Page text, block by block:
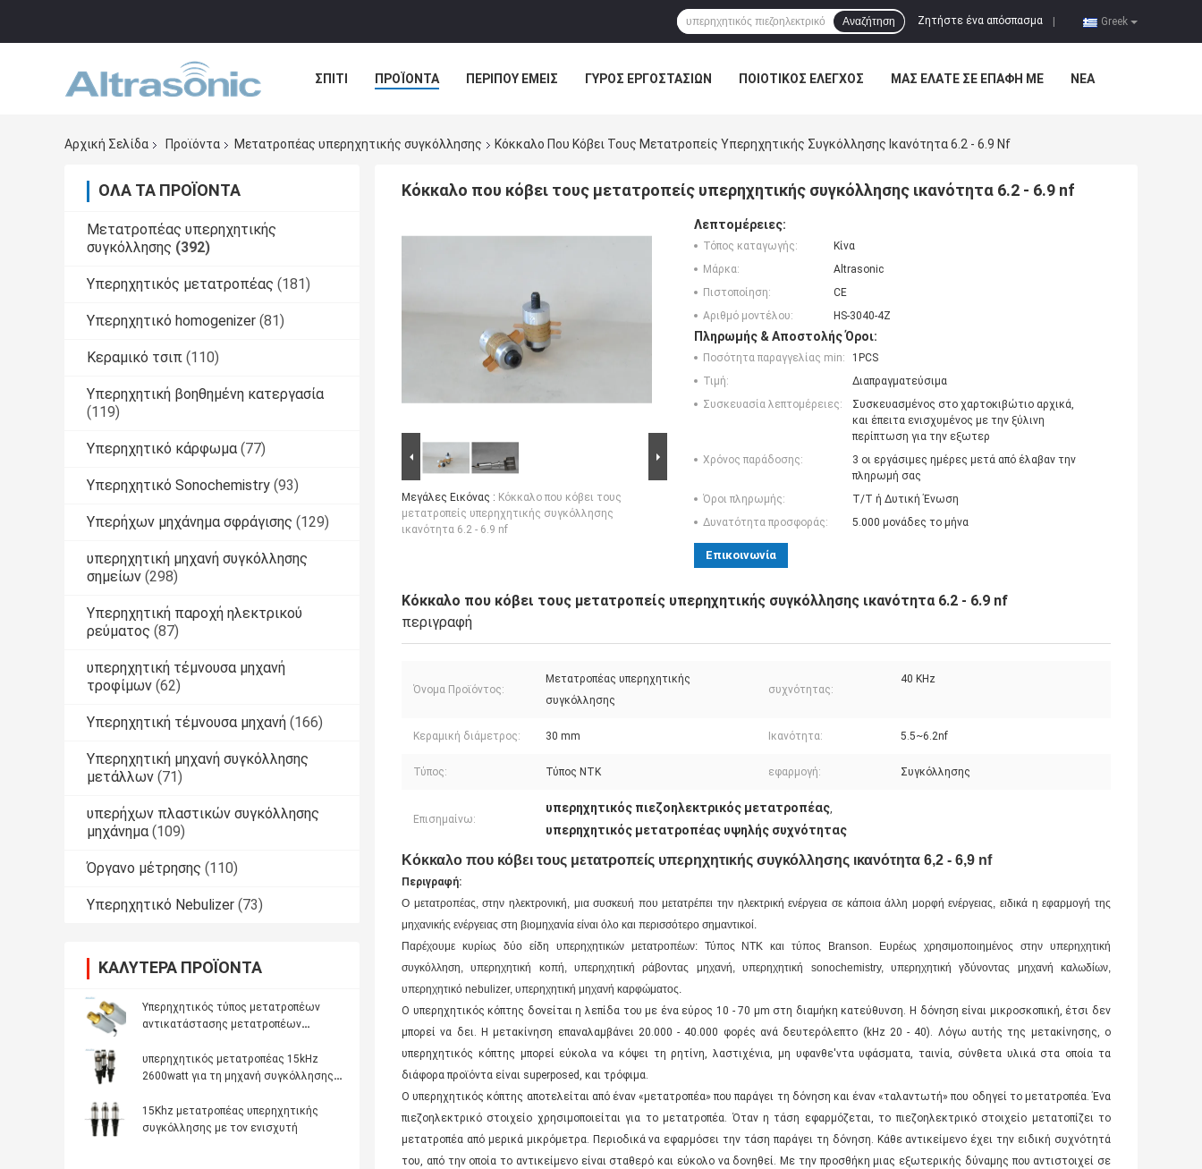
Greek
Ζητήστε ένα απόσπασμα
Αναζήτηση
ΣΠΊΤΙ ΠΡΟΪΌΝΤΑ ΠΕΡΊΠΟΥ ΕΜΕΊΣ ΓΎΡΟΣ ΕΡΓΟΣΤΑΣΊΩΝ ΠΟΙΟΤΙΚΌΣ ΈΛΕΓΧΟΣ ΜΑΣ ΕΛΆΤΕ ΣΕ ΕΠΑΦΉ ΜΕ ΝΈΑ
Αρχική Σελίδα
Προϊόντα Μετατροπέας υπερηχητικής συγκόλλησης Κόκκαλο Που Κόβει Τους Μετατροπείς Υπερηχητικής Συγκόλλησης Ικανότητα 6.2 - 6.9 Nf
ΌΛΑ ΤΑ ΠΡΟΪΌΝΤΑ
Μετατροπέας υπερηχητικής
συγκόλλησης (392)
Υπερηχητικός μετατροπέας (181)
Υπερηχητικό homogenizer (81)
Κεραμικό τσιπ (110)
Υπερηχητική βοηθημένη κατεργασία
(119)
Υπερηχητικό κάρφωμα (77)
Υπερηχητικό Sonochemistry (93)
Υπερήχων μηχάνημα σφράγισης (129)
υπερηχητική μηχανή συγκόλλησης
σημείων (298)
Υπερηχητική παροχή ηλεκτρικού
ρεύματος (87)
υπερηχητική τέμνουσα μηχανή
τροφίμων (62)
Υπερηχητική τέμνουσα μηχανή (166)
Υπερηχητική μηχανή συγκόλλησης
μετάλλων (71)
υπερήχων πλαστικών συγκόλλησης
μηχάνημα (109)
Όργανο μέτρησης (110)
Υπερηχητικό Nebulizer (73)
ΚΑΛΎΤΕΡΑ ΠΡΟΪΌΝΤΑ
Υπερηχητικός τύπος μετατροπέων
αντικατάστασης μετατροπέων
41S30
υπερηχητικός μετατροπέας 15kHz
2600watt για τη μηχανή συγκόλλησης
15Khz μετατροπέας υπερηχητικής
συγκόλλησης με τον ενισχυτή
Κόκκαλο που κόβει τους μετατροπείς υπερηχητικής συγκόλλησης ικανότητα 6.2 - 6.9 nf
Μεγάλες Εικόνας : Κόκκαλο που κόβει τους
μετατροπείς υπερηχητικής συγκόλλησης
ικανότητα 6.2 - 6.9 nf
Λεπτομέρειες:
Τόπος καταγωγής:
Κίνα
Μάρκα:
Altrasonic
Πιστοποίηση:
CE
Αριθμό μοντέλου:
HS-3040-4Z
Πληρωμής & Αποστολής Όροι:
Ποσότητα παραγγελίας min:
1PCS
Τιμή:
Διαπραγματεύσιμα
Συσκευασία λεπτομέρειες:
Συσκευασμένος στο χαρτοκιβώτιο αρχικά,
και έπειτα ενισχυμένος με την ξύλινη
περίπτωση για την εξωτερ
Χρόνος παράδοσης:
3 οι εργάσιμες ημέρες μετά από έλαβαν την
πληρωμή σας
Όροι πληρωμής:
T/T ή Δυτική Ένωση
Δυνατότητα προσφοράς:
5.000 μονάδες το μήνα
Επικοινωνία
Κόκκαλο που κόβει τους μετατροπείς υπερηχητικής συγκόλλησης ικανότητα 6.2 - 6.9 nf
περιγραφή
Όνομα Προϊόντος:
Μετατροπέας υπερηχητικής
συγκόλλησης
συχνότητας:
40 KHz
Κεραμική διάμετρος: 30 mm Ικανότητα: 5.5~6.2nf
Τύπος: Τύπος NTK εφαρμογή: Συγκόλλησης
Επισημαίνω:
υπερηχητικός πιεζοηλεκτρικός μετατροπέας,
υπερηχητικός μετατροπέας υψηλής συχνότητας
Κόκκαλο που κόβει τους μετατροπείς υπερηχητικής συγκόλλησης ικανότητα 6,2 - 6,9 nf
Περιγραφή:
Ο μετατροπέας, στην ηλεκτρονική, μια συσκευή που μετατρέπει την ηλεκτρική ενέργεια σε κάποια άλλη μορφή ενέργειας, ειδικά η εφαρμογή της
μηχανικής ενέργειας στη βιομηχανία είναι όλο και περισσότερο σημαντικοί.
Παρέχουμε κυρίως δύο είδη υπερηχητικών μετατροπέων: Τύπος NTK και τύπος Branson. Ευρέως χρησιμοποιημένος στην υπερηχητική
συγκόλληση, υπερηχητική κοπή, υπερηχητική ράβοντας μηχανή, υπερηχητική sonochemistry, υπερηχητική γδύνοντας μηχανή καλωδίων,
υπερηχητικό nebulizer, υπερηχητική μηχανή καρφώματος.
Ο υπερηχητικός κόπτης δονείται η λεπίδα του με ένα εύρος 10 - 70 µm στη διαμήκη κατεύθυνση. Η δόνηση είναι μικροσκοπική, έτσι δεν
μπορεί να δει. Η μετακίνηση επαναλαμβάνει 20.000 - 40.000 φορές ανά δευτερόλεπτο (kHz 20 - 40). Λόγω αυτής της μετακίνησης, ο
υπερηχητικός κόπτης μπορεί εύκολα να κόψει τη ρητίνη, λαστιχένια, μη υφανθε'ντα υφάσματα, ταινία, σύνθετα υλικά στα οποία τα
διάφορα προϊόντα είναι superposed, και τρόφιμα.
Ο υπερηχητικός κόπτης αποτελείται από έναν «μετατροπέα» που παράγει τη δόνηση και έναν «ταλαντωτή» που οδηγεί το μετατροπέα. Ένα
πιεζοηλεκτρικό στοιχείο χρησιμοποιείται για το μετατροπέα. Όταν η τάση εφαρμόζεται, το πιεζοηλεκτρικό στοιχείο μετατοπίζει το
μετατροπέα από μερικά μικρόμετρα. Περιοδικά να εφαρμόσει την τάση παράγει τη δόνηση. Κάθε αντικείμενο έχει την ειδική συχνότητά
του, από την οποία το αντικείμενο είναι σταθερό και εύκολο να δονηθεί. Με την προσθήκη μιας εξωτερικής δύναμης που αντιστοιχεί σε